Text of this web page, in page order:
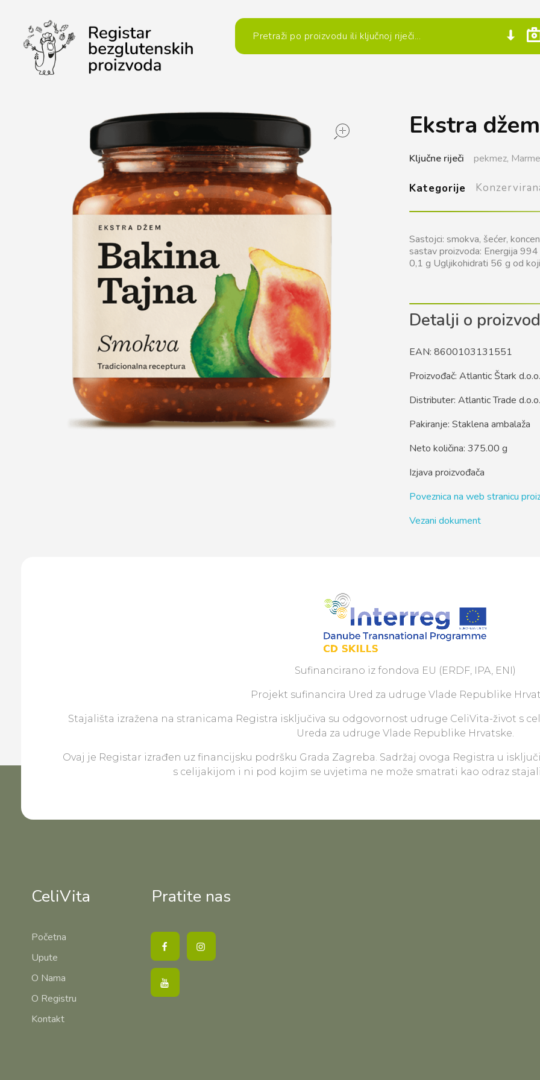
Ekstra
Sastojci: smokva, šećer,
sastav proizvoda: Energija
0,1 g Ugljikohidrati 56 g od
Ključne riječi pekmez,
Kategorije
Detalji o
EAN: 8600103131551
Proizvođač: Atlantic Štark d.o.o.
Distributer: Atlantic Trade d.o.o.
Pakiranje: Staklena ambalaža
Neto količina: 375.00 g
Izjava proizvođača
Poveznica na web stranicu
Vezani dokument
Sufinancirano iz fondova EU (ERDF, IPA, ENI)
Projekt sufinancira Ured za udruge Vlade Republike
Stajališta izražena na stranicama Registra isključiva su odgovornost udruge CeliVita-život s
Ureda za udruge Vlade Republike Hrvatske.
Ovaj je Registar izrađen uz financijsku podršku Grada Zagreba. Sadržaj ovoga Registra u
s celijakijom i ni pod kojim se uvjetima ne može smatrati kao odraz
CeliVita
Početna
Upute
O Nama
O Registru
Kontakt
Pratite nas